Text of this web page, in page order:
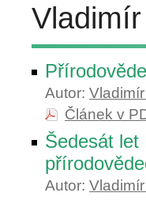
Autor:
Článek v
Šedesát let
Autor: